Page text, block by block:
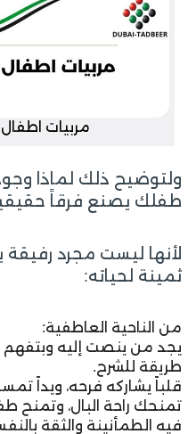
مربيات
ولتوضيح ذلك لماذا
طفلك يصنع فرقاً
لأنها ليست مجرد
ثمينة لحياته:
من الناحية العاطفية:
يجد من ينصت إليه وبتفهم
طريقة للشرح.
قلباً يشاركه فرحه، ويداً
تمنحك راحة البال، وتمنح
فيه الطمأنينة والثقة